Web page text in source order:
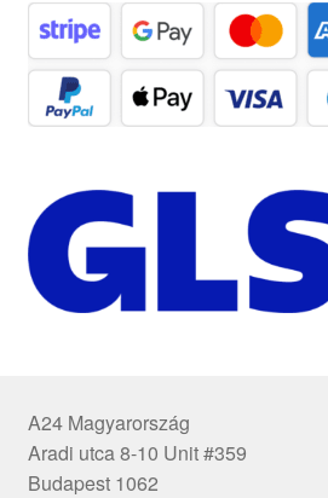
A24 Magyarország
Aradi utca 8-10 Unit #359
Budapest 1062